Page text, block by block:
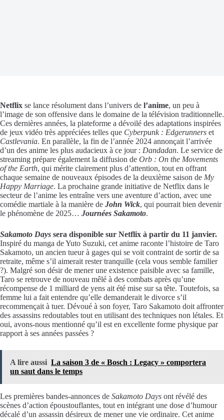
Netflix se lance résolument dans l’univers de l’anime, un peu à
l’image de son offensive dans le domaine de la télévision traditionnelle.
Ces dernières années, la plateforme a dévoilé des adaptations inspirées
de jeux vidéo très appréciées telles que Cyberpunk : Edgerunners et
Castlevania. En parallèle, la fin de l’année 2024 annonçait l’arrivée
d’un des anime les plus audacieux à ce jour : Dandadan. Le service de
streaming prépare également la diffusion de Orb : On the Movements
of the Earth, qui mérite clairement plus d’attention, tout en offrant
chaque semaine de nouveaux épisodes de la deuxième saison de My
Happy Marriage. La prochaine grande initiative de Netflix dans le
secteur de l’anime les entraîne vers une aventure d’action, avec une
comédie martiale à la manière de John Wick, qui pourrait bien devenir
le phénomène de 2025… Journées Sakamoto.
Sakamoto Days sera disponible sur Netflix à partir du 11 janvier.
Inspiré du manga de Yuto Suzuki, cet anime raconte l’histoire de Taro
Sakamoto, un ancien tueur à gages qui se voit contraint de sortir de sa
retraite, même s’il aimerait rester tranquille (cela vous semble familier
?). Malgré son désir de mener une existence paisible avec sa famille,
Taro se retrouve de nouveau mêlé à des combats après qu’une
récompense de 1 milliard de yens ait été mise sur sa tête. Toutefois, sa
femme lui a fait entendre qu’elle demanderait le divorce s’il
recommençait à tuer. Dévoué à son foyer, Taro Sakamoto doit affronter
des assassins redoutables tout en utilisant des techniques non létales. Et
oui, avons-nous mentionné qu’il est en excellente forme physique par
rapport à ses années passées ?
A lire aussi La saison 3 de « Bosch : Legacy » comportera
un saut dans le temps
Les premières bandes-annonces de Sakamoto Days ont révélé des
scènes d’action époustouflantes, tout en intégrant une dose d’humour
décalé d’un assassin désireux de mener une vie ordinaire. Cet anime